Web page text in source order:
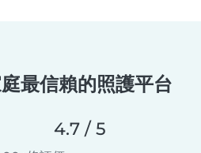
最信賴的照護平台
4.7 / 5